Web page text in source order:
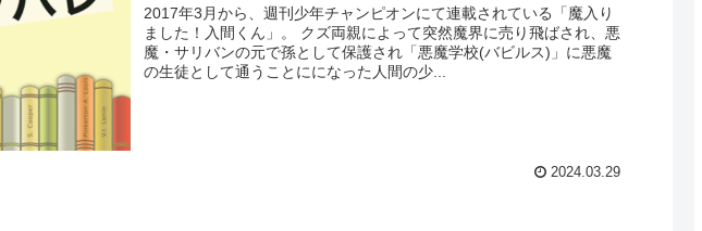
2017年3月から、週刊少年チャンピオンにて連載されている「魔入り
ました！入間くん」。 クズ両親によって突然魔界に売り飛ばされ、悪
魔・サリバンの元で孫として保護され「悪魔学校(バビルス)」に悪魔
の生徒として通うことにになった人間の少...
2024.03.29